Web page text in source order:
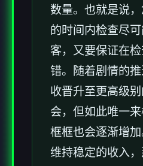
数量。也就是说
的时间内检查尽
客，又要保证在
错。随着剧情的
收晋升至更高级
会，但如此唯一
框框也会逐渐增
维持稳定的收入